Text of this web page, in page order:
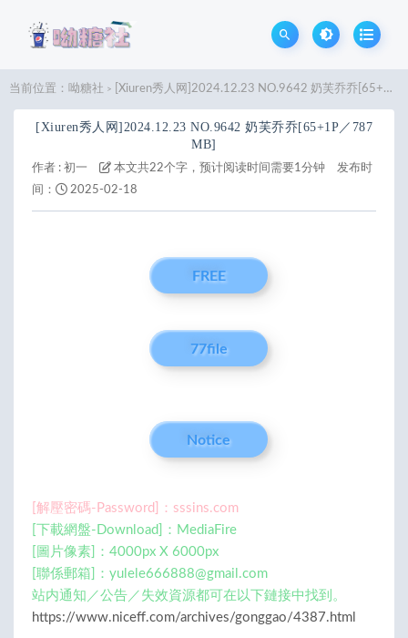
当前位置： 呦糖社 > [Xiuren秀人网]2024.12.23 NO.9642 奶芙乔乔[65+1P／787MB]
[Xiuren秀人网]2024.12.23 NO.9642 奶芙乔乔[65+1P／787
MB]
作者 : 初一 本文共22个字，预计阅读时间需要1分钟
发布时
间：
2025-02-18
FREE
77file
Notice
[解壓密碼-Password]：sssins.com
[下載網盤-Download]：MediaFire
[圖片像素]：4000px X 6000px
[聯係郵箱]： yulele666888@gmail.com
站内通知／公告／失效資源都可在以下鏈接中找到。
https://www.niceff.com/archives/gonggao/4387.html